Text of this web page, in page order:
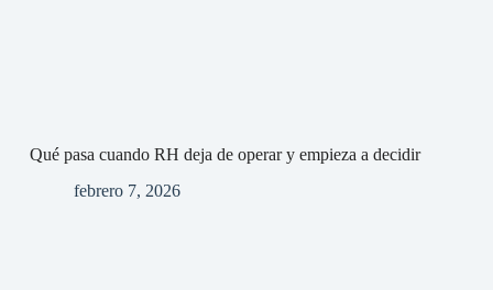
Qué pasa cuando RH deja de operar y empieza a decidir
febrero 7, 2026